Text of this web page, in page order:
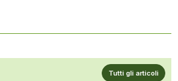
Tutti gli articoli